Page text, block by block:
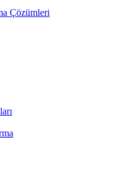
Çözümleri